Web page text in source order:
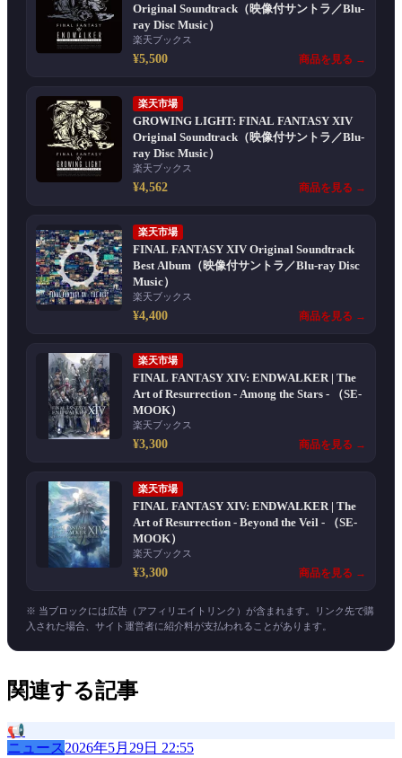
Original Soundtrack（映像付サントラ／Blu-
ray Disc Music）
楽天ブックス
¥5,500 商品を見る →
楽天市場
GROWING LIGHT: FINAL FANTASY XIV
Original Soundtrack（映像付サントラ／Blu-
ray Disc Music）
楽天ブックス
¥4,562 商品を見る →
楽天市場
FINAL FANTASY XIV Original Soundtrack
Best Album（映像付サントラ／Blu-ray Disc
Music）
楽天ブックス
¥4,400 商品を見る →
楽天市場
FINAL FANTASY XIV: ENDWALKER | The
Art of Resurrection - Among the Stars - （SE-
MOOK）
楽天ブックス
¥3,300 商品を見る →
楽天市場
FINAL FANTASY XIV: ENDWALKER | The
Art of Resurrection - Beyond the Veil - （SE-
MOOK）
楽天ブックス
¥3,300 商品を見る →
※ 当ブロックには広告（アフィリエイトリンク）が含まれます。リンク先で購
入された場合、サイト運営者に紹介料が支払われることがあります。
関連する記事
📢
ニュース2026年5月29日 22:55